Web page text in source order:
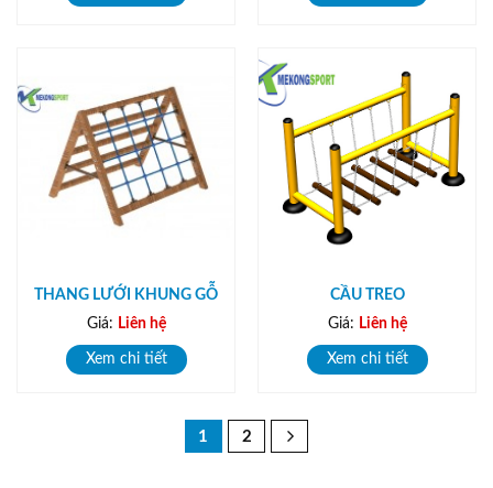
THANG LƯỚI KHUNG GỖ
Giá: Liên hệ
Xem chi tiết
CẦU TREO
Giá: Liên hệ
Xem chi tiết
1 2